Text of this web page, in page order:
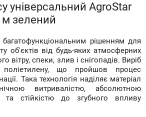
універсальний AgroStar
м зелений
рішенням для
об'єктів від будь-яких атмосферних
вітру, спеки, злив і снігопадів. Виріб
поліетилену, що пройшов процес
Така технологія наділяє матеріал
витривалістю, абсолютною
та стійкістю до згубного впливу